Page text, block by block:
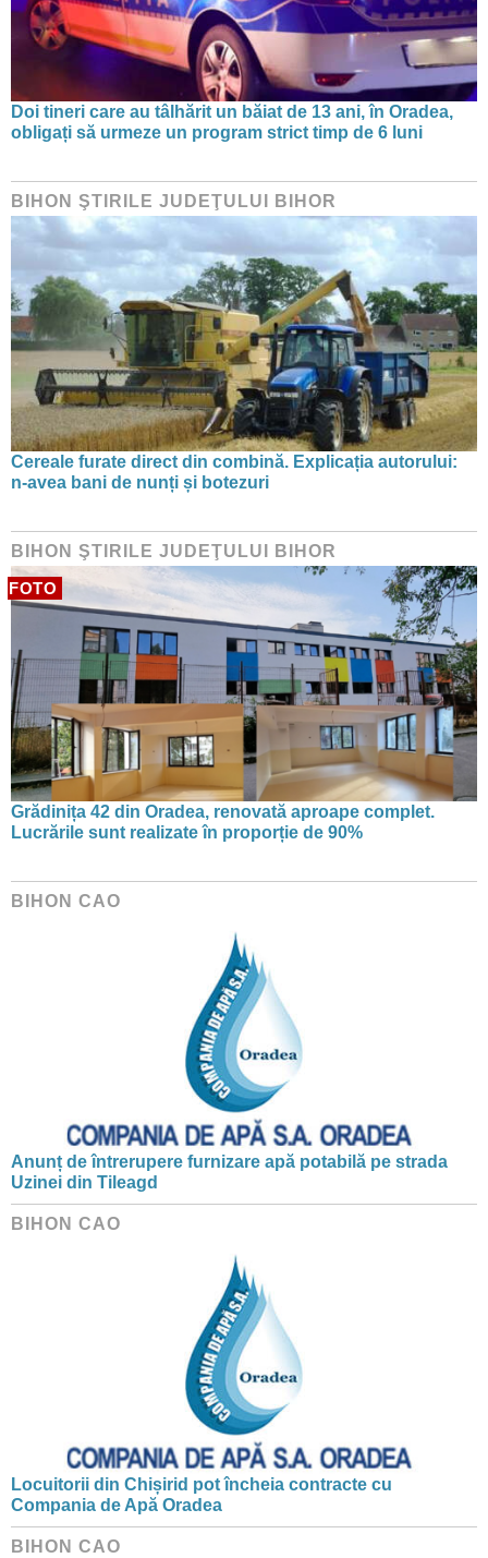
Doi tineri care au tâlhărit un băiat de 13 ani, în Oradea,
obligați să urmeze un program strict timp de 6 luni
BIHON ŞTIRILE JUDEŢULUI BIHOR
Cereale furate direct din combină. Explicația autorului:
n-avea bani de nunți și botezuri
BIHON ŞTIRILE JUDEŢULUI BIHOR
FOTO
Grădinița 42 din Oradea, renovată aproape complet.
Lucrările sunt realizate în proporție de 90%
BIHON CAO
Anunț de întrerupere furnizare apă potabilă pe strada
Uzinei din Tileagd
BIHON CAO
Locuitorii din Chișirid pot încheia contracte cu
Compania de Apă Oradea
BIHON CAO